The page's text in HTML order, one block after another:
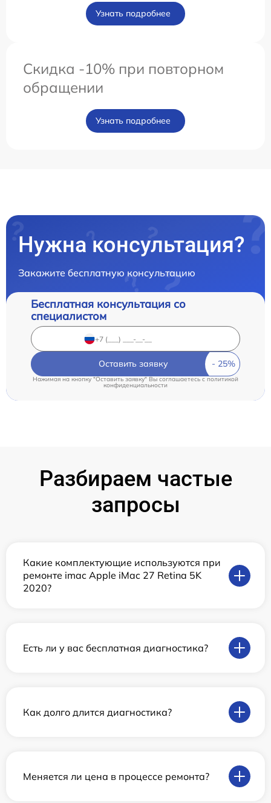
Узнать подробнее
Скидка -10% при повторном
обращении
Узнать подробнее
Нужна консультация?
Закажите бесплатную консультацию
Бесплатная консультация со
специалистом
Оставить заявку
Нажимая на кнопку "Оставить заявку" Вы соглашаетесь cполитикой
конфиденциальности
Разбираем частые
запросы
Какие комплектующие используются при
ремонте imac Apple iMac 27 Retina 5K
2020?
Есть ли у вас бесплатная диагностика?
Как долго длится диагностика?
Меняется ли цена в процессе ремонта?